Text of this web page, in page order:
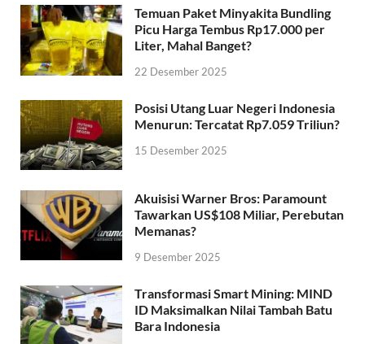
Temuan Paket Minyakita Bundling
Picu Harga Tembus Rp17.000 per
Liter, Mahal Banget?
22 Desember 2025
Posisi Utang Luar Negeri Indonesia
Menurun: Tercatat Rp7.059 Triliun?
15 Desember 2025
Akuisisi Warner Bros: Paramount
Tawarkan US$108 Miliar, Perebutan
Memanas?
9 Desember 2025
Transformasi Smart Mining: MIND
ID Maksimalkan Nilai Tambah Batu
Bara Indonesia